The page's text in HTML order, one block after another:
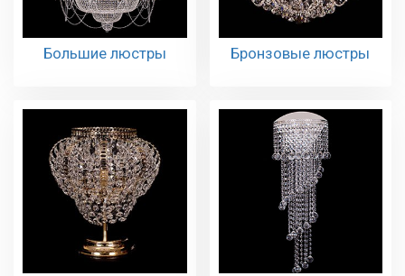
Большие люстры Бронзовые люстры